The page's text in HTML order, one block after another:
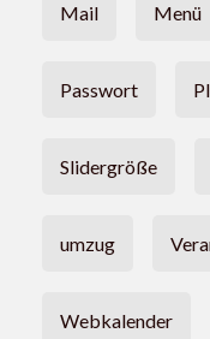
Mail Menü
Passwort
Slidergröße
umzug
Webkalender